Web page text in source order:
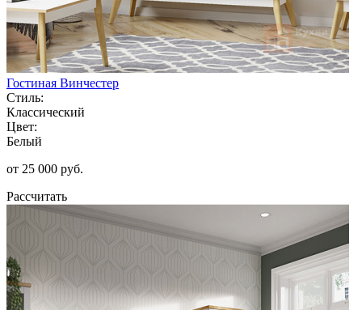
Гостиная Винчестер
Стиль:
Классический
Цвет:
Белый
от 25 000 руб.
Рассчитать